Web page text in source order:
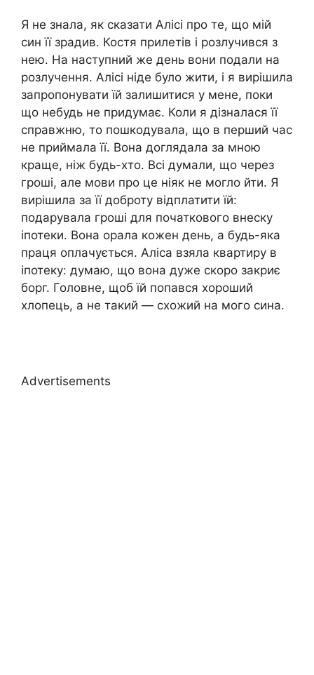
Я не знала, як сказати Алісі про те, що мій
син її зрадив. Костя прилетів і розлучився з
нею. На наступний же день вони подали на
розлучення. Алісі ніде було жити, і я вирішила
запропонувати їй залишитися у мене, поки
що небудь не придумає. Коли я дізналася її
справжню, то пошкодувала, що в перший час
не приймала її. Вона доглядала за мною
краще, ніж будь-хто. Всі думали, що через
гроші, але мови про це ніяк не могло йти. Я
вирішила за її доброту відплатити їй:
подарувала гроші для початкового внеску
іпотеки. Вона орала кожен день, а будь-яка
праця оплачується. Аліса взяла квартиру в
іпотеку: думаю, що вона дуже скоро закриє
борг. Головне, щоб їй попався хороший
хлопець, а не такий — схожий на мого сина.
Advertisements